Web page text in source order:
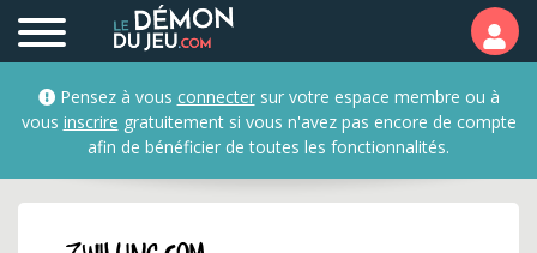
zwilling.com ✅ Gagnez
Pensez à vous connectersur votre espace membre ou à
vous inscrire gratuitement si vous n'avez pas encore de compte
afin de bénéficier de toutes les fonctionnalités.